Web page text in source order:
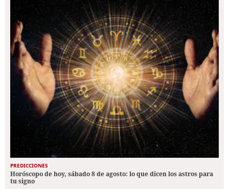
PREDICCIONES
Horóscopo de hoy, sábado 8 de agosto: lo que dicen los astros para
tu signo